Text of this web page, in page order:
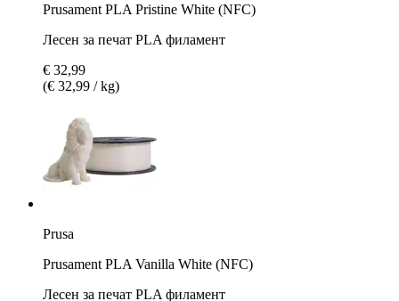
Prusament PLA Pristine White (NFC)
Лесен за печат PLA филамент
€ 32,99
(€ 32,99 / kg)
Prusa
Prusament PLA Vanilla White (NFC)
Лесен за печат PLA филамент